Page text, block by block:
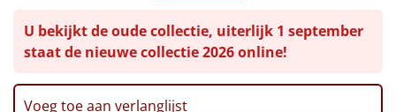
LeukeGrissini broodstengels, 125 gr
Ribbelchips, 90 gr
U bekijkt de oude collectie, uiterlijk 1 september
staat de nieuwe collectie 2026 online!
Voeg toe aan verlanglijst